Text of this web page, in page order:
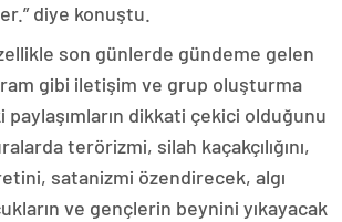
diye konuştu.
son günlerde gündeme gelen
gibi iletişim ve grup oluşturma
paylaşımların dikkati çekici olduğunu
terörizmi, silah kaçakçılığını,
satanizmi özendirecek, algı
ve gençlerin beynini yıkayacak